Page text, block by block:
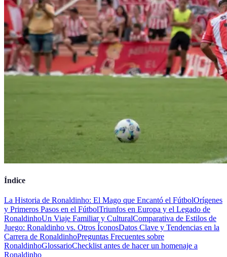
Índice
La Historia de Ronaldinho: El Mago que Encantó el FútbolOrígenes
y Primeros Pasos en el FútbolTriunfos en Europa y el Legado de
RonaldinhoUn Viaje Familiar y CulturalComparativa de Estilos de
Juego: Ronaldinho vs. Otros ÍconosDatos Clave y Tendencias en la
Carrera de RonaldinhoPreguntas Frecuentes sobre
RonaldinhoGlossarioChecklist antes de hacer un homenaje a
Ronaldinho